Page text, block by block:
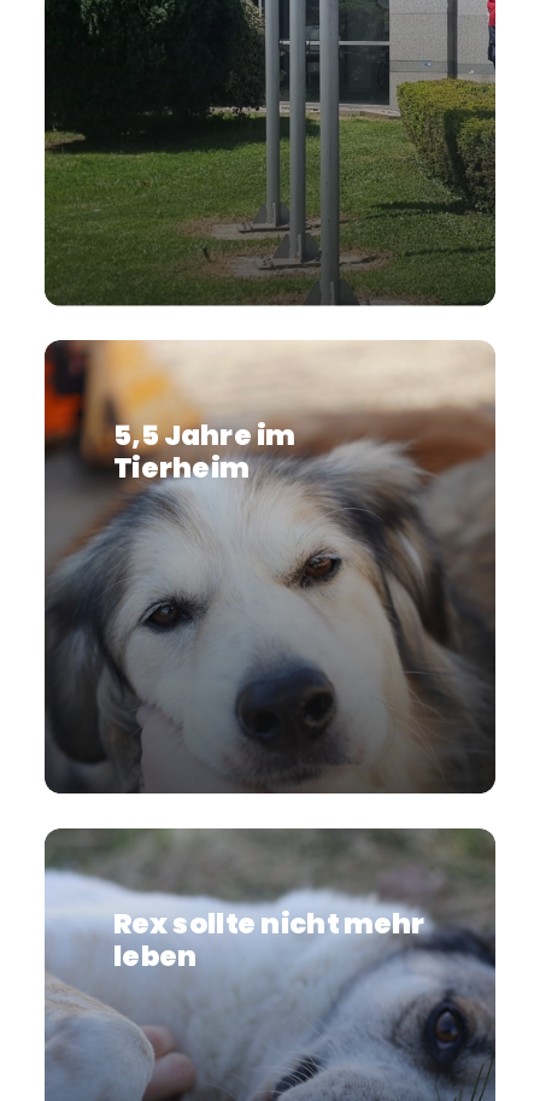
5,5 Jahre im
Tierheim
Rex sollte nicht mehr
leben